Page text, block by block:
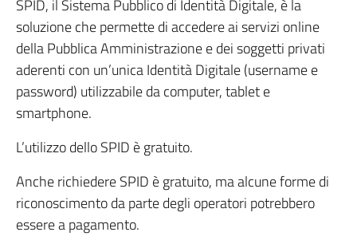
SPID, il Sistema Pubblico di Identità Digitale, è la
soluzione che permette di accedere ai servizi online
della Pubblica Amministrazione e dei soggetti privati
aderenti con un’unica Identità Digitale (username e
password) utilizzabile da computer, tablet e
smartphone.
L’utilizzo dello SPID è gratuito.
Anche richiedere SPID è gratuito, ma alcune forme di
riconoscimento da parte degli operatori potrebbero
essere a pagamento.